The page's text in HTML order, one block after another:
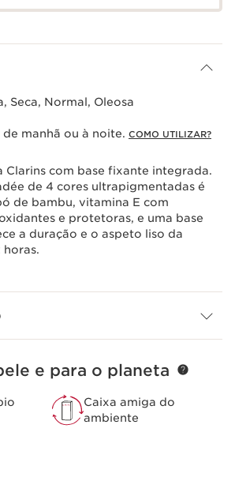
Seca, Normal, Oleosa
manhã ou à noite. COMO UTILIZAR?
Clarins com base fixante integrada.
de 4 cores ultrapigmentadas é
de bambu, vitamina E com
e protetoras, e uma base
a duração e o aspeto liso da
horas.
e para o planeta
Caixa amiga do
ambiente